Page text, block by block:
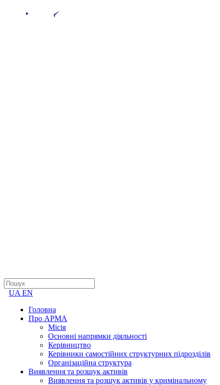
UA EN
Головна
Про АРМА
Місія
Основні напрямки діяльності
Керівництво
Керівники самостійних структурних підрозділів
Організаційна структура
Виявлення та розшук активів
Виявлення та розшук активів у кримінальному